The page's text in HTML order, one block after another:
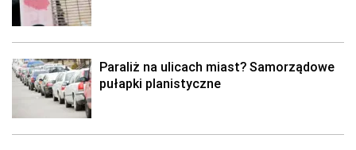
Paraliż na ulicach miast? Samorządowe
pułapki planistyczne